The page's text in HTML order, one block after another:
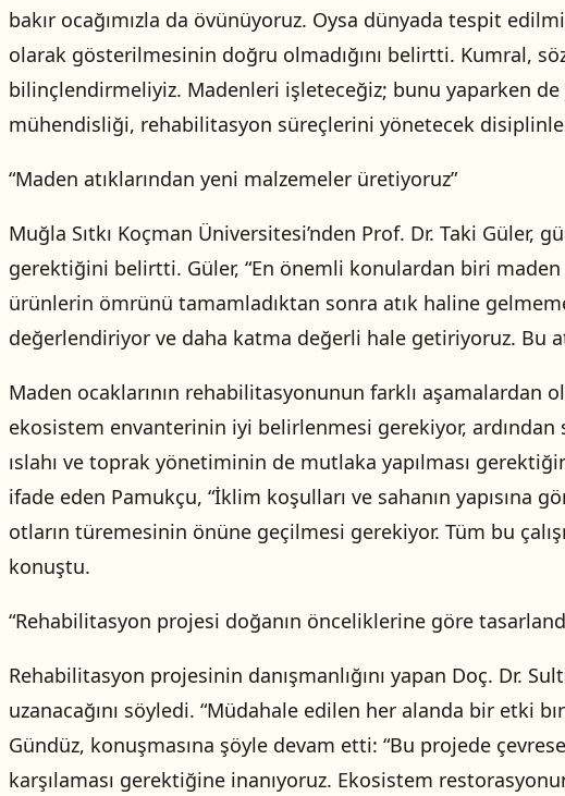
bakır ocağımızla da övünüyoruz. Oysa dünyada tespit
olarak gösterilmesinin doğru olmadığını belirtti. Kumral,
bilinçlendirmeliyiz. Madenleri işleteceğiz; bunu yaparken
mühendisliği, rehabilitasyon süreçlerini yönetecek
“Maden atıklarından yeni malzemeler üretiyoruz”
Muğla Sıtkı Koçman Üniversitesi’nden Prof. Dr. Taki
gerektiğini belirtti. Güler, “En önemli konulardan biri
ürünlerin ömrünü tamamladıktan sonra atık haline
değerlendiriyor ve daha katma değerli hale getiriyoruz. Bu
Maden ocaklarının rehabilitasyonunun farklı
ekosistem envanterinin iyi belirlenmesi gerekiyor, ardından
ıslahı ve toprak yönetiminin de mutlaka yapılması
ifade eden Pamukçu, “İklim koşulları ve sahanın yapısına
otların türemesinin önüne geçilmesi gerekiyor. Tüm bu
konuştu.
“Rehabilitasyon projesi doğanın önceliklerine göre
Rehabilitasyon projesinin danışmanlığını yapan Doç. Dr.
uzanacağını söyledi. “Müdahale edilen her alanda bir etki
Gündüz, konuşmasına şöyle devam etti: “Bu projede
karşılaması gerektiğine inanıyoruz. Ekosistem